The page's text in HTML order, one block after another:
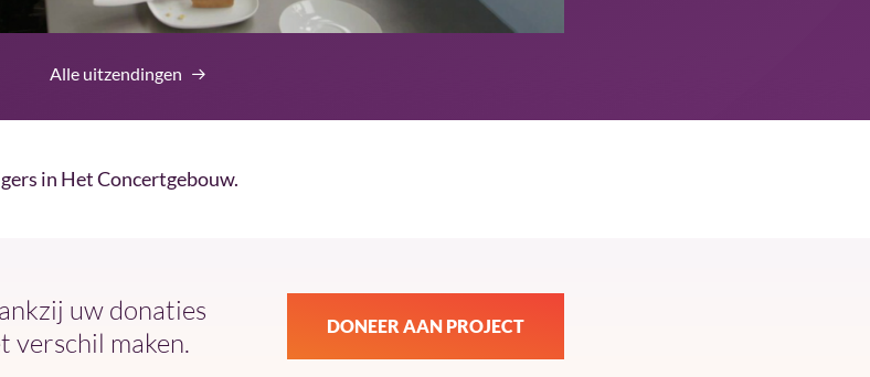
Alle uitzendingen
in Het Concertgebouw.
uw donaties
verschil maken.
DONEER AAN PROJECT